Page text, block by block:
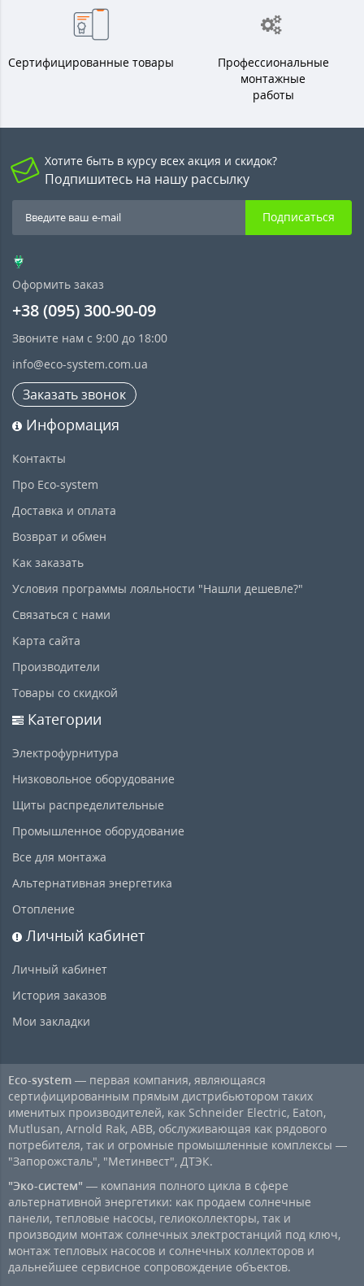
Сертифицированные товары
Профессиональные
монтажные
работы
Хотите быть в курсу всех акция и скидок?
Подпишитесь на нашу рассылку
Подписаться
Оформить заказ
+38 (095) 300-90-09
Звоните нам с 9:00 до 18:00
info@eco-system.com.ua
Заказать звонок
Информация
Контакты
Про Eco-system
Доставка и оплата
Возврат и обмен
Как заказать
Условия программы лояльности "Нашли дешевле?"
Связаться с нами
Карта сайта
Производители
Товары со скидкой
Категории
Электрофурнитура
Низковольное оборудование
Щиты распределительные
Промышленное оборудование
Все для монтажа
Альтернативная энергетика
Отопление
Личный кабинет
Личный кабинет
История заказов
Мои закладки
Eco-system — первая компания, являющаяся
сертифицированным прямым дистрибьютором таких
именитых производителей, как Schneider Electric, Eaton,
Mutlusan, Arnold Rak, ABB, обслуживающая как рядового
потребителя, так и огромные промышленные комплексы —
"Запорожсталь", "Метинвест", ДТЭК.
"Эко-систем" — компания полного цикла в сфере
альтернативной энергетики: как продаем солнечные
панели, тепловые насосы, гелиоколлекторы, так и
производим монтаж солнечных электростанций под ключ,
монтаж тепловых насосов и солнечных коллекторов и
дальнейшее сервисное сопровождение объектов.